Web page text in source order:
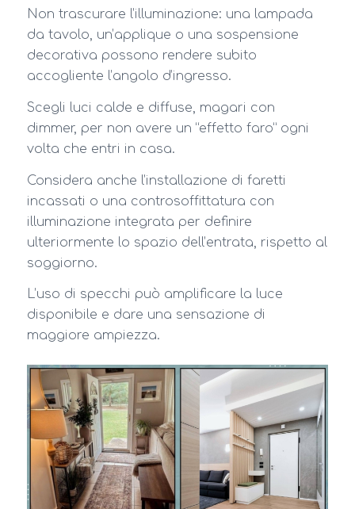
Non trascurare l’illuminazione: una lampada
da tavolo, un’applique o una sospensione
decorativa possono rendere subito
accogliente l’angolo d’ingresso.
Scegli luci calde e diffuse, magari con
dimmer, per non avere un “effetto faro” ogni
volta che entri in casa.
Considera anche l’installazione di faretti
incassati o una controsoffittatura con
illuminazione integrata per definire
ulteriormente lo spazio dell’entrata, rispetto al
soggiorno.
L’uso di specchi può amplificare la luce
disponibile e dare una sensazione di
maggiore ampiezza.